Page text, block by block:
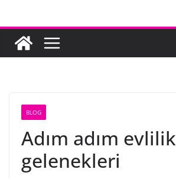
BLOG
Adım adım evlilik
gelenekleri